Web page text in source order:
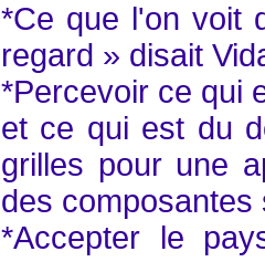
*Ce que l'on voit
regard » disait
*Percevoir ce qui
et ce qui est du
grilles pour une
des
*Accepter le